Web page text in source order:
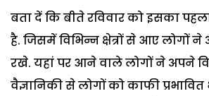
बता दें कि बीते रविवार को इसका
है. जिसमें विभिन्न क्षेत्रों से आए लोगों
रखे. यहां पर आने वाले लोगों ने अपने
वैज्ञानिकी से लोगों को काफी